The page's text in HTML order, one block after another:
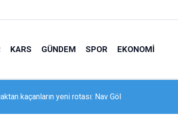
KARS GÜNDEM SPOR EKONOMI
yeni asfalt için eski asfaltı söküyor